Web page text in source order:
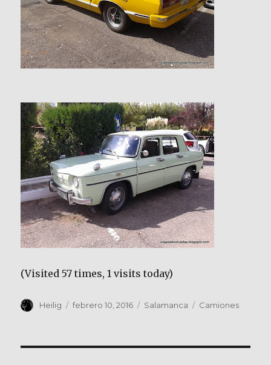
(Visited 57 times, 1 visits today)
Autor
Heilig
Publicado
febrero 10, 2016 Categorías
Salamanca Etiquetas
Camiones